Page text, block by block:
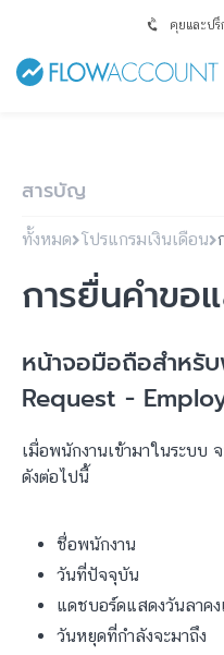
คุยและป
สารบัญ
ทั้งหมด โปรแกรมเงินเดือน
การยื่นคำขอ
หน้าจอมือถือสำหรั
Request -
เมื่อพนักงานเข้ามาในระบบ
ดังต่อไปนี้
ชื่อพนักงาน
วันที่ปัจจุบัน
แดชบอร์ดแสดงวันลาค
วันหยุดที่กำลังจะมาถึง